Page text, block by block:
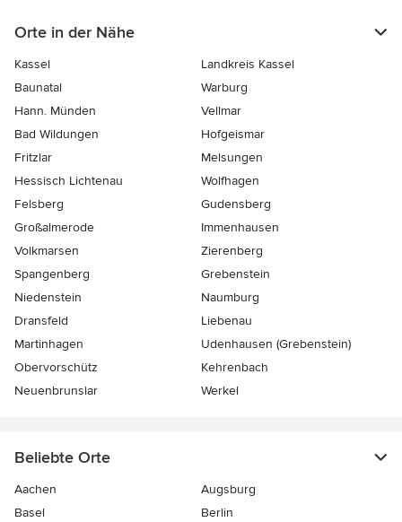
Orte in der Nähe
Kassel
Landkreis Kassel
Baunatal
Warburg
Hann. Münden
Vellmar
Bad Wildungen
Hofgeismar
Fritzlar
Melsungen
Hessisch Lichtenau
Wolfhagen
Felsberg
Gudensberg
Großalmerode
Immenhausen
Volkmarsen
Zierenberg
Spangenberg
Grebenstein
Niedenstein
Naumburg
Dransfeld
Liebenau
Martinhagen
Udenhausen (Grebenstein)
Obervorschütz
Kehrenbach
Neuenbrunslar
Werkel
Beliebte Orte
Aachen
Augsburg
Basel
Berlin